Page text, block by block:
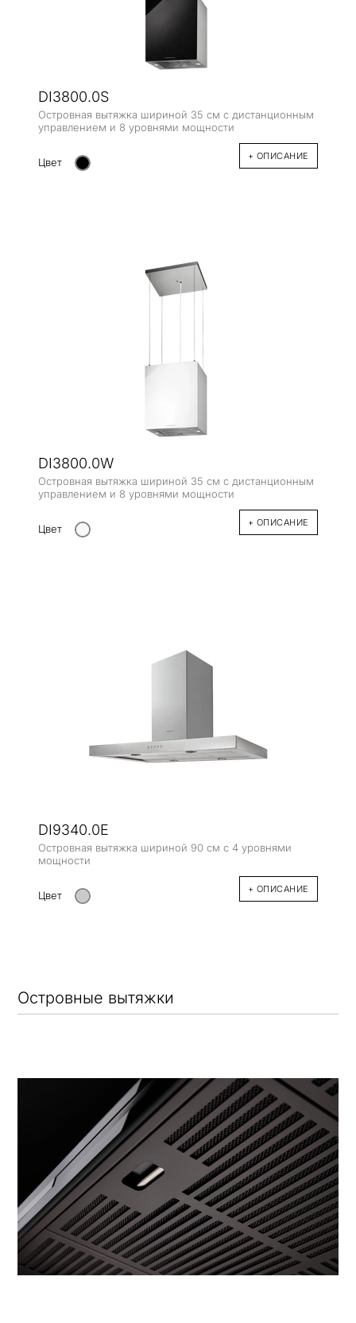
DI3800.0S
Островная вытяжка шириной 35 см с дистанционным
управлением и 8 уровнями мощности
Цвет + ОПИСАНИЕ
DI3800.0W
Островная вытяжка шириной 35 см с дистанционным
управлением и 8 уровнями мощности
Цвет + ОПИСАНИЕ
DI9340.0E
Островная вытяжка шириной 90 см с 4 уровнями
мощности
Цвет + ОПИСАНИЕ
Островные вытяжки